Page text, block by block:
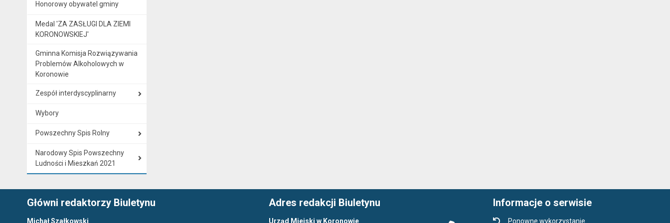
Honorowy obywatel gminy
Medal 'ZA ZASŁUGI DLA ZIEMI
KORONOWSKIEJ'
Gminna Komisja Rozwiązywania
Problemów Alkoholowych w
Koronowie
Zespół interdyscyplinarny
Wybory
Powszechny Spis Rolny
Narodowy Spis Powszechny
Ludności i Mieszkań 2021
Główni redaktorzy Biuletynu
Michał Szałkowski
Adres redakcji Biuletynu
Urząd Miejski w Koronowie
Informacje o serwisie
Ponowne wykorzystanie